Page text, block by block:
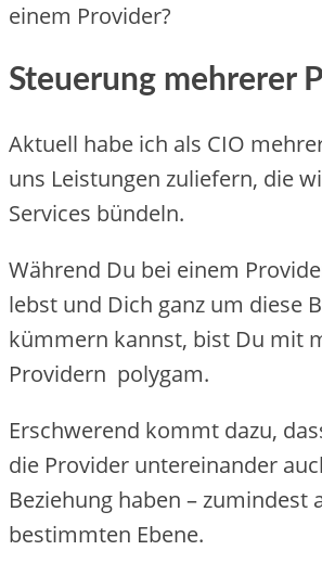
einem Provider?
Steuerung mehrerer
Aktuell habe ich als CIO
uns Leistungen zuliefern, die
Services bündeln.
Während Du bei einem
lebst und Dich ganz um diese
kümmern kannst, bist Du mit
Providern polygam.
Erschwerend kommt dazu,
die Provider untereinander
Beziehung haben – zumindest
bestimmten Ebene.